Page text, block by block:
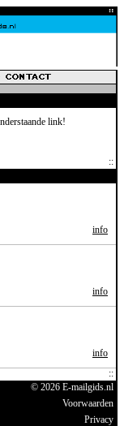
link!
info
info
info
© 2026 E-mailgids.nl
Voorwaarden
Privacy